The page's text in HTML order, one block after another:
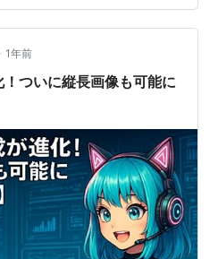
スト #oneminuteartist…
1年前
ついに縦長画像も可能に